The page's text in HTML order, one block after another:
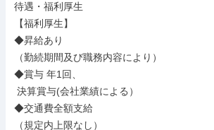
待遇・福利厚生
【福利厚生】
◆昇給あり
（勤続期間及び職務内容により）
◆賞与 年1回、
◆交通費全額支給
（規定内上限なし）